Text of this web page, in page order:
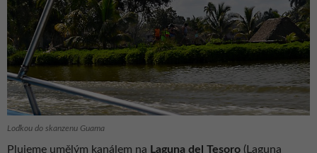
Loďkou do skanzenu Guama
Plujeme umělým kanálem na Laguna del Tesoro (Laguna